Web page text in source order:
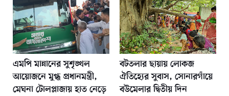
এমপি মান্নানের সুশৃঙ্খল
আয়োজনে মুগ্ধ প্রধানমন্ত্রী,
মেঘনা টোলপ্লাজায় হাত নেড়ে
বটতলার ছায়ায় লোকজ
ঐতিহ্যের সুবাস, সোনারগাঁয়ে
বউমেলার দ্বিতীয় দিন